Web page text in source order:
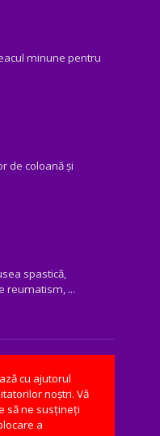
minune pentru
de coloană și
spastică,
reumatism, ...
cu ajutorul
noștri. Vă
să ne susțineți
a